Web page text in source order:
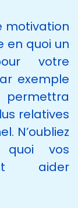
motivation
en quoi un
votre
exemple
relatives
N’oubliez
vos
aider